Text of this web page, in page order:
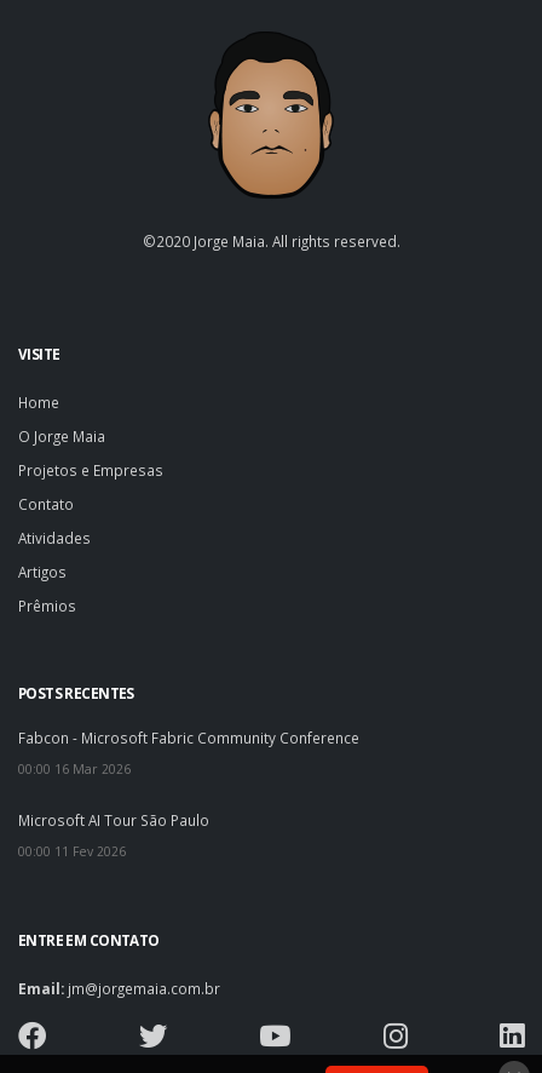
©2020 Jorge Maia. All rights reserved.
VISITE
Home
O Jorge Maia
Projetos e Empresas
Contato
Atividades
Artigos
Prêmios
POSTS RECENTES
Fabcon - Microsoft Fabric Community Conference
00:00 16 Mar 2026
Microsoft AI Tour São Paulo
00:00 11 Fev 2026
ENTRE EM CONTATO
Email: jm@jorgemaia.com.br